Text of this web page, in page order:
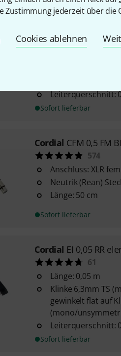
Zustimmung jederzeit über die
Cookies ablehnen
Cordial
Länge: 0,3 m
gewinkelt flat auf
Leiterquerschnitt:
Sofort lieferbar
Cordial CFM 0,5 FM
574
Anschluss: XLR
Neutrik (Rean)
Länge: 50 cm
Sofort lieferbar
Cordial EI 0,05 RR
61
Länge: 0,05 m
Klinke 6,3mm TS
gewinkelt flat auf
(mono/
Leiterquerschnitt:
Sofort lieferbar